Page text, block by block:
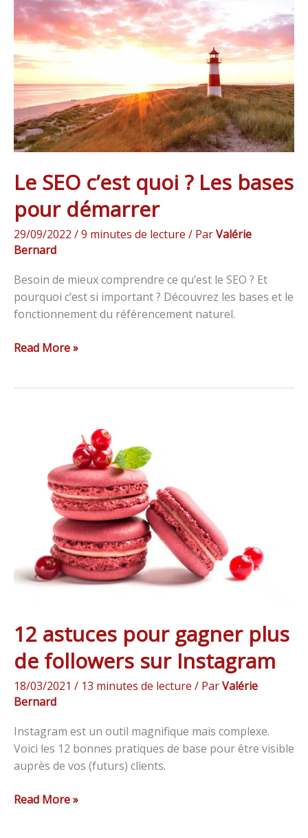
Le SEO c’est quoi ? Les bases
pour démarrer
29/09/2022 /9 minutes de lecture / ParValérie
Bernard
Besoin de mieux comprendre ce qu’est le SEO ? Et
pourquoi c’est si important ? Découvrez les bases et le
fonctionnement du référencement naturel.
c’est
quoi
?
Les
bases
pour
démarrer
Read More »
12 astuces pour gagner plus
de followers sur Instagram
18/03/2021 / 13 minutes de lecture / ParValérie
Bernard
Instagram est un outil magnifique mais complexe.
Voici les 12 bonnes pratiques de base pour être visible
auprès de vos (futurs) clients.
gagner
followers
Instagram
Read More »